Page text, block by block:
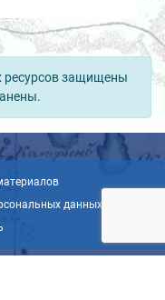
ресурсов защищены
данных